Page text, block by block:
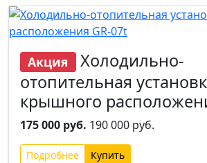
Акция Холодильно-
отопительная
крышного
175 000 руб. 190 000 руб.
Подробнее